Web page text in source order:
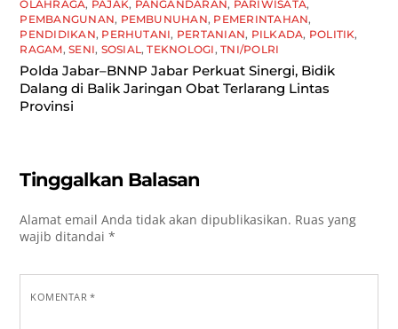
OLAHRAGA, PAJAK, PANGANDARAN, PARIWISATA,
PEMBANGUNAN, PEMBUNUHAN, PEMERINTAHAN,
PENDIDIKAN, PERHUTANI, PERTANIAN, PILKADA, POLITIK,
RAGAM,SENI, SOSIAL,TEKNOLOGI,TNI/POLRI
Polda Jabar–BNNP Jabar Perkuat Sinergi, Bidik
Dalang di Balik Jaringan Obat Terlarang Lintas
Provinsi
Tinggalkan Balasan
Alamat email Anda tidak akan dipublikasikan. Ruas yang
wajib ditandai*
KOMENTAR*